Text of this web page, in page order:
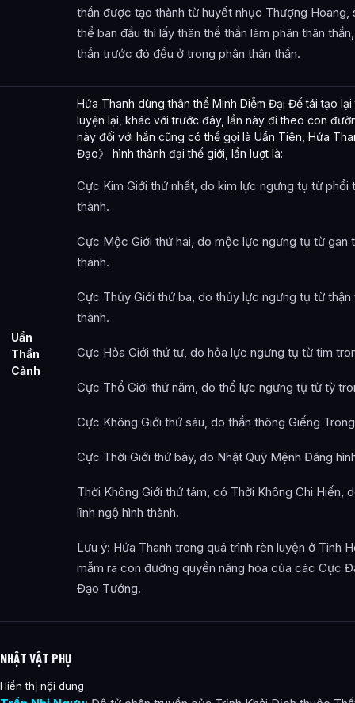
thần được tạo thành từ huyết nhục Thượng Hoang,
thể ban đầu thì lấy thân thể thần làm phân thân
thần trước đó đều ở trong phân thân thần.
Uẩn
Thần
Cảnh
Hứa Thanh dùng thân thể Minh Diễm Đại Đế tái tạo
luyện lại, khác với trước đây, lần này đi theo con
này đối với hắn cũng có thể gọi là Uẩn Tiên, Hứa
Đạo》 hình thành đại thế giới, lần lượt là:
Cực Kim Giới thứ nhất, do kim lực ngưng tụ từ phổi
thành.
Cực Mộc Giới thứ hai, do mộc lực ngưng tụ từ gan
thành.
Cực Thủy Giới thứ ba, do thủy lực ngưng tụ từ thận
thành.
Cực Hỏa Giới thứ tư, do hỏa lực ngưng tụ từ tim
Cực Thổ Giới thứ năm, do thổ lực ngưng tụ từ tỳ
Cực Không Giới thứ sáu, do thần thông Giếng
Cực Thời Giới thứ bảy, do Nhật Quỹ Mệnh Đăng
Thời Không Giới thứ tám, có Thời Không Chi Hiến,
lĩnh ngộ hình thành.
Lưu ý: Hứa Thanh trong quá trình rèn luyện ở Tinh
mẫm ra con đường quyền năng hóa của các Cực
Đạo Tướng.
NHẬT VẬT PHỤ
Hiển thị nội dung